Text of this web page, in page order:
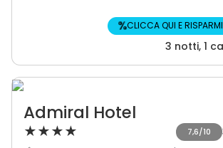
%CLICCA QUI E
3 notti, 1
Admiral Hotel
★★★★ 7,6/10